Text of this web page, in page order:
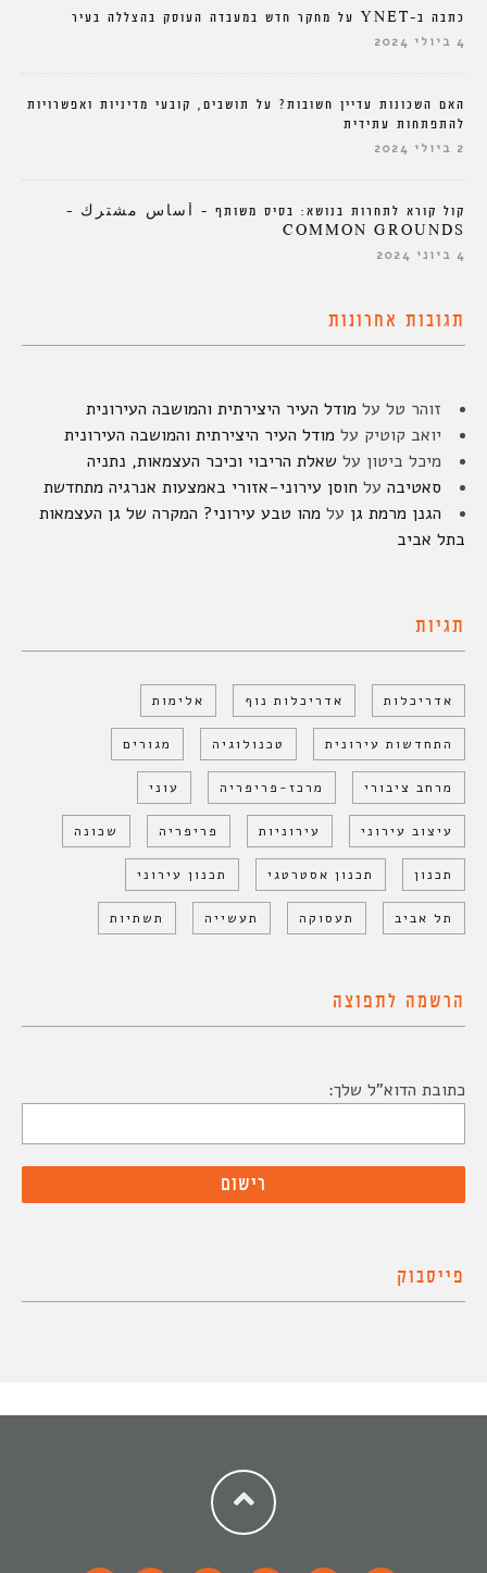
כתבה ב-YNET על מחקר חדש במעבדה העוסק בהצללה בעיר
4 ביולי 2024
האם השכונות עדיין חשובות? על תושבים, קובעי מדיניות ואפשרויות
להתפתחות עתידית
2 ביולי 2024
קול קורא לתחרות בנושא: בסיס משותף – أساس مشترك –
COMMON GROUNDS
4 ביוני 2024
תגובות אחרונות
זוהר טל על מודל העיר היצירתית והמושבה העירונית
יואב קוטיק על מודל העיר היצירתית והמושבה העירונית
מיכל ביטון על שאלת הריבוי וכיכר העצמאות, נתניה
סאטיבה על חוסן עירוני-אזורי באמצעות אנרגיה מתחדשת
הגנן מרמת גן על מהו טבע עירוני? המקרה של גן העצמאות
בתל אביב
תגיות
אדריכלות אדריכלות נוף אלימות
התחדשות עירונית טכנולוגיה מגורים
מרחב ציבורי מרכז-פריפריה עוני
עיצוב עירוני עירוניות פריפריה שכונה
תכנון תכנון אסטרטגי תכנון עירוני
תל אביב תעסוקה תעשייה תשתיות
הרשמה לתפוצה
כתובת הדוא"ל שלך:
פייסבוק